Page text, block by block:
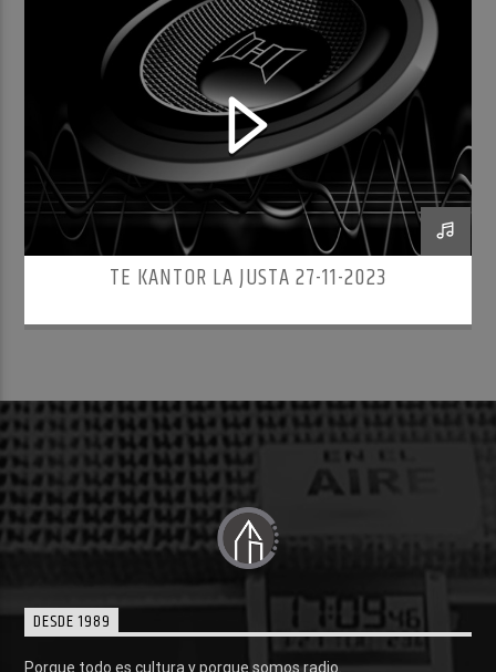
TE KANTOR LA JUSTA 27-11-2023
DESDE 1989
Porque todo es cultura y porque somos radio.